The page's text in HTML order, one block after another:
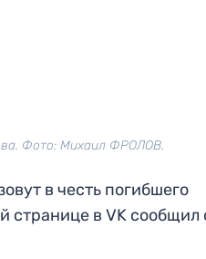
Фото: Михаил ФРОЛОВ.
в честь погибшего
странице в VK сообщил